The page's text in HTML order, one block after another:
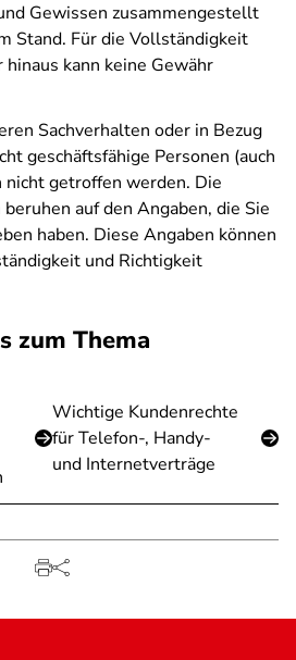
Gewissen zusammengestellt
Stand. Für die Vollständigkeit
kann keine Gewähr
Sachverhalten oder in Bezug
geschäftsfähige Personen (auch
nicht getroffen werden. Die
auf den Angaben, die Sie
haben. Diese Angaben können
und Richtigkeit
zum Thema
Wichtige Kundenrechte
für Telefon-, Handy-
und Internetverträge